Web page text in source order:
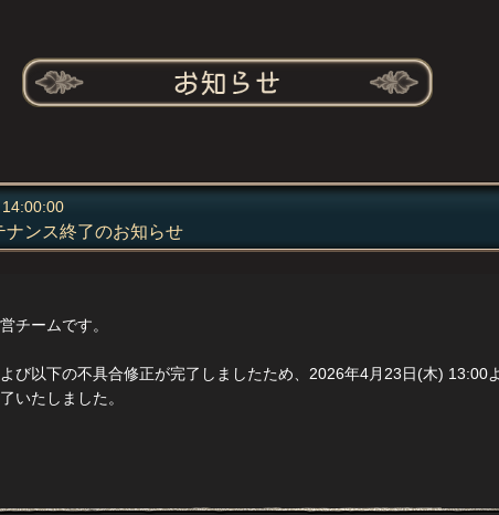
ナンス終了のお知らせ
チームです。
び以下の不具合修正が完了しましたため、2026年4月23日(木) 13:00
いたしました。